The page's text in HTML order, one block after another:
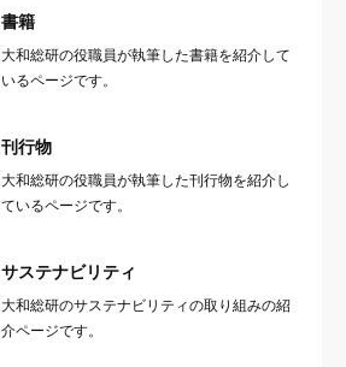
書籍
大和総研の役職員が執筆した書籍を紹介して
いるページです。
刊行物
大和総研の役職員が執筆した刊行物を紹介し
ているページです。
サステナビリティ
大和総研のサステナビリティの取り組みの紹
介ページです。